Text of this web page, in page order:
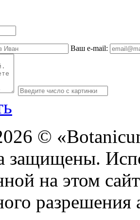
Ваш e-mail:
©
защищены.
на этом
разрешения